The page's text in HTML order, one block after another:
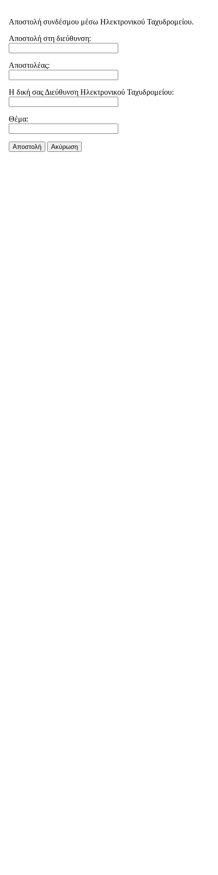
Αποστολή συνδέσμου μέσω Ηλεκτρονικού Ταχυδρομείου.
Αποστολή στη διεύθυνση:
Αποστολέας:
Η δική σας Διεύθυνση Ηλεκτρονικού Ταχυδρομείου:
Θέμα:
Αποστολή Aκύρωση